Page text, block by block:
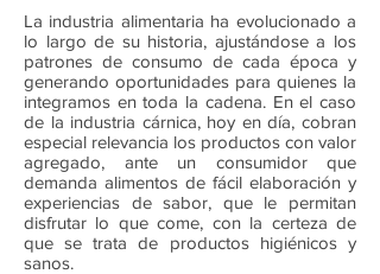
La industria alimentaria ha evolucionado a
lo largo de su historia, ajustándose a los
patrones de consumo de cada época y
generando oportunidades para quienes la
integramos en toda la cadena. En el caso
de la industria cárnica, hoy en día, cobran
especial relevancia los productos con valor
agregado, ante un consumidor que
demanda alimentos de fácil elaboración y
experiencias de sabor, que le permitan
disfrutar lo que come, con la certeza de
que se trata de productos higiénicos y
sanos.